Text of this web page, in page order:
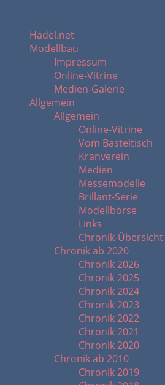
Hadel.net
Modellbau
Impressum
Online-Vitrine
Medien-Galerie
Allgemein
Allgemein
Online-Vitrine
Vom Basteltisch
Kranverein
Medien
Messemodelle
Brillant-Serie
Modellbörse
Links
Chronik-Übersicht
Chronik ab 2020
Chronik 2026
Chronik 2025
Chronik 2024
Chronik 2023
Chronik 2022
Chronik 2021
Chronik 2020
Chronik ab 2010
Chronik 2019